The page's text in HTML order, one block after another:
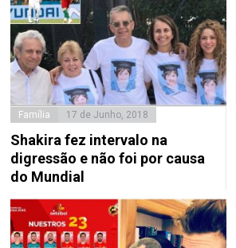
Família 17 de Junho, 2018
Shakira fez intervalo na
digressão e não foi por causa
do Mundial